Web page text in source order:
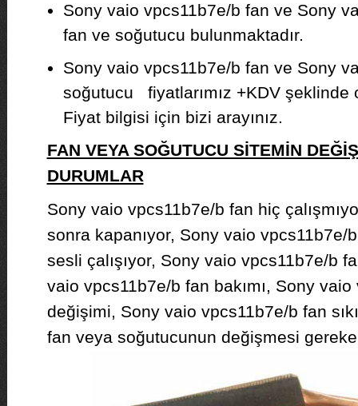
Sony vaio vpcs11b7e/b fan ve Sony
fan ve soğutucu bulunmaktadır.
Sony vaio vpcs11b7e/b fan ve Sony
soğutucu fiyatlarımız +KDV şeklinde
Fiyat bilgisi için bizi arayınız.
FAN VEYA SOĞUTUCU SİTEMİN
DURUMLAR
Sony vaio vpcs11b7e/b fan hiç
sonra kapanıyor, Sony vaio vpcs11b7e/b
sesli çalışıyor, Sony vaio vpcs11b7e/b
vaio vpcs11b7e/b fan bakımı, Sony
değişimi, Sony vaio vpcs11b7e/b fan
fan veya soğutucunun değişmesi